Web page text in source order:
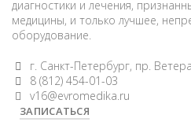
диагностики и лечения,
медицины, и только лучшее,
оборудование.
г. Санкт-Петербург, пр.
8 (812) 454-01-03
v16@evromedika.ru
ЗАПИСАТЬСЯ